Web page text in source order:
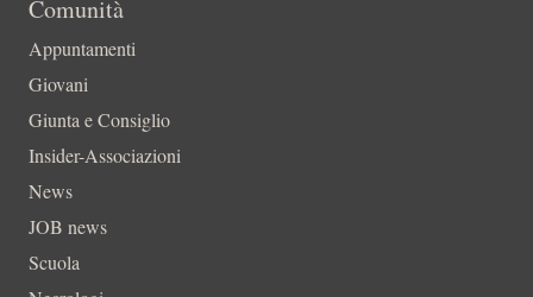
Comunità
Appuntamenti
Giovani
Giunta e Consiglio
Insider-Associazioni
News
JOB news
Scuola